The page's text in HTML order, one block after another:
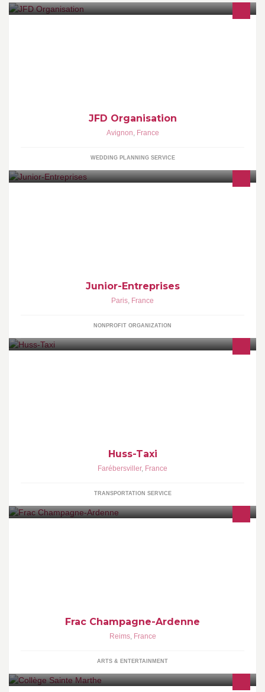
JFD Organisation
Avignon, France
WEDDING PLANNING SERVICE
Junior-Entreprises
Paris, France
NONPROFIT ORGANIZATION
Huss-Taxi
Farébersviller, France
TRANSPORTATION SERVICE
Frac Champagne-Ardenne
Reims, France
ARTS & ENTERTAINMENT